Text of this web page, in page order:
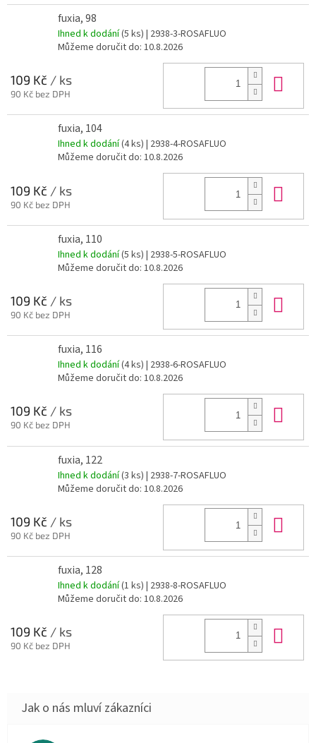
fuxia, 98
Ihned k dodání(5 ks) | 2938-3-ROSAFLUO
Můžeme doručit do: 10.8.2026
109 Kč / ks
90 Kč bez DPH
fuxia, 104
Ihned k dodání(4 ks) | 2938-4-ROSAFLUO
Můžeme doručit do: 10.8.2026
109 Kč / ks
90 Kč bez DPH
fuxia, 110
Ihned k dodání(5 ks) | 2938-5-ROSAFLUO
Můžeme doručit do: 10.8.2026
109 Kč / ks
90 Kč bez DPH
fuxia, 116
Ihned k dodání(4 ks) | 2938-6-ROSAFLUO
Můžeme doručit do: 10.8.2026
109 Kč / ks
90 Kč bez DPH
fuxia, 122
Ihned k dodání(3 ks) | 2938-7-ROSAFLUO
Můžeme doručit do: 10.8.2026
109 Kč / ks
90 Kč bez DPH
fuxia, 128
Ihned k dodání(1 ks) | 2938-8-ROSAFLUO
Můžeme doručit do: 10.8.2026
109 Kč / ks
90 Kč bez DPH